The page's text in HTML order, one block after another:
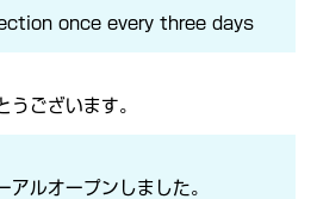
once every three days
うございます。
アルオープンしました。